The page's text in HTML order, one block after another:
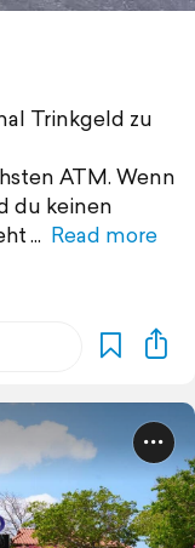
Trinkgeld zu
ATM. Wenn
du keinen
Read more